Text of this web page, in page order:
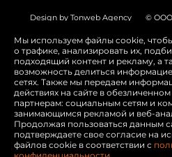
Design by Tonweb Agency © ООО
Политика конфиденциальности
Switch to English
Мы используем файлы cookie,
о трафике, анализировать их,
подходящий контент и рекламу, а
возможность делиться
сетях. Также мы передаем
действиях на сайте в
партнерам: социальным сетям и
занимающимся рекламой и веб-
Продолжая пользоваться данным
подтверждаете свое согласие на
файлов cookie в соответствии с